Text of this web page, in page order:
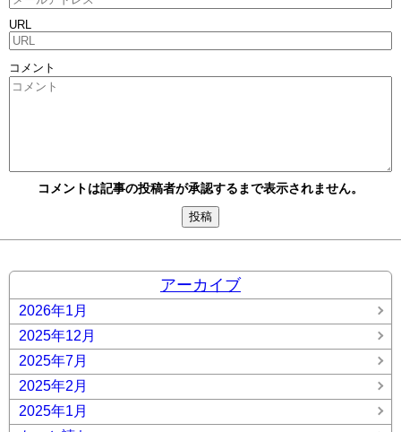
URL
コメント
コメントは記事の投稿者が承認するまで表示されません。
アーカイブ
2026年1月
2025年12月
2025年7月
2025年2月
2025年1月